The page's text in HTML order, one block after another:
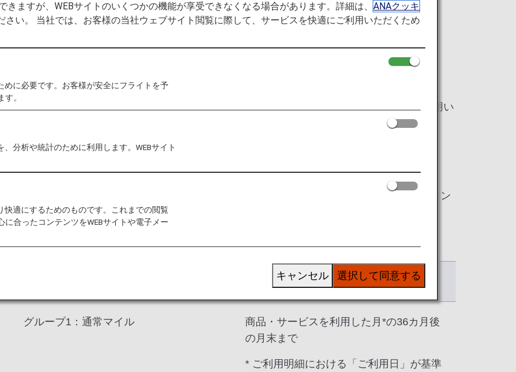
算事由によりグループが分かれます。
ご利用で積算されるマイルは、グループ1（通常マイル）へ、
ープ2～4（下記参照）のいずれかに積算され*2、グループごとに有効期限やマイルをご利用い
、内容をご確認のうえご活用ください。
機の利用以外に、買い物など生活におけるさまざまなサービスの総称です。
マイル）に積算される場合があります。マイル口座グループ、有効期限については、各キャン
す。
有効期限
グループ1：通常マイル
商品・サービスを利用した月*の36カ月後
の月末まで
* ご利用明細における「ご利用日」が基準
きますが、WEBサイトのいくつかの機能が享受できなくなる場合があります。詳細は、ANAクッキ
さい。 当社では、お客様の当社ウェブサイト閲覧に際して、サービスを快適にご利用いただくため
めに必要です。お客様が安全にフライトを予
。
分析や統計のために利用します。WEBサイト
快適にするためのものです。これまでの閲覧
合ったコンテンツをWEBサイトや電子メー
選択して同意する
キャンセル